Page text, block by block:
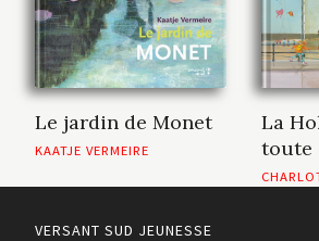
Le jardin de Monet
KAATJE VERMEIRE
La
toute
VERSANT SUD JEUNESSE